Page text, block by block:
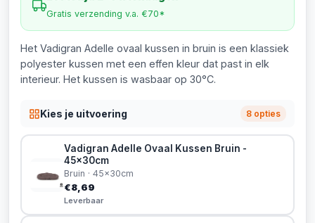
Gratis verzending v.a. €70*
Het Vadigran Adelle ovaal kussen in bruin is een klassiek
polyester kussen met een effen kleur dat past in elk
interieur. Het kussen is wasbaar op 30°C.
Kies je uitvoering 8 opties
Vadigran Adelle Ovaal Kussen Bruin -
45x30cm
Bruin · 45x30cm
€8,69
Leverbaar